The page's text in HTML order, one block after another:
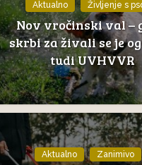
Aktualno Življenje s
Nov vročinski val –
skrbi za živali se je
tudi UVHVVR
Aktualno Zanimivo